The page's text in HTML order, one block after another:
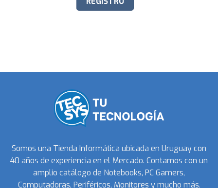
Somos una Tienda Informática ubicada en Uruguay con
40 años de experiencia en el Mercado. Contamos con un
amplio catálogo de Notebooks, PC Gamers,
Computadoras, Periféricos, Monitores y mucho más.